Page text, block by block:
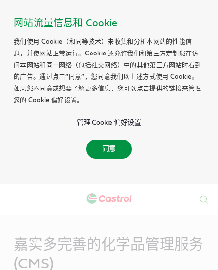
网站流量信息和 Cookie
我们使用 Cookie（和同等技术）来收集和分析本网站的性能信
息，并使网站正常运行。Cookie 还允许我们和第三方定制您在访
问本网站和同一网络（包括社交网络）中的其他第三方网站时看到
的广告。通过点击“同意”，您同意我们以上述方式使用 Cookie。
如果您不同意或想要了解更多信息，您可以点击提供的链接来管理
您的 Cookie 偏好设置。
管理 Cookie 偏好设置
同意
嘉实多完善的化学品管理服务
(CMS)